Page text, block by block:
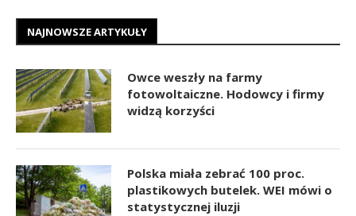
NAJNOWSZE ARTYKUŁY
Owce weszły na farmy
fotowoltaiczne. Hodowcy i firmy
widzą korzyści
Polska miała zebrać 100 proc.
plastikowych butelek. WEI mówi o
statystycznej iluzji